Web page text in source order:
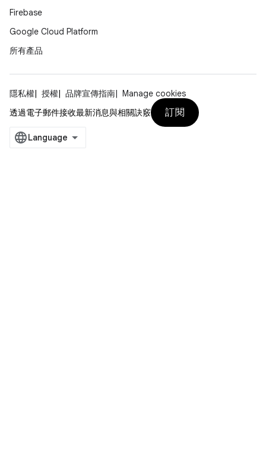
Firebase
Google Cloud Platform
所有產品
隱私權 授權 品牌宣傳指南
Manage cookies
透過電子郵件接收最新消息與相關訣竅
訂閱